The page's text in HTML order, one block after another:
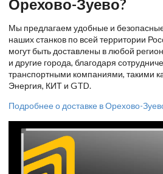
Орехово-Зуево?
Мы предлагаем удобные и
наших станков по всей территории
могут быть доставлены в любой
и другие города, благодаря
транспортными компаниями, такими
Энергия, КИТ и GTD.
Подробнее о доставке в Орехово-